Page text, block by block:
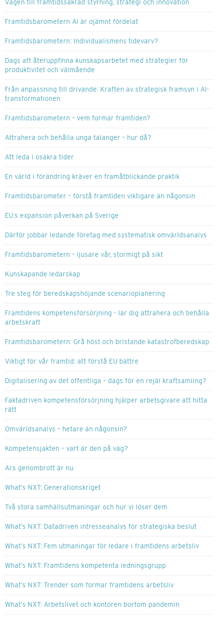
Vägen till framtidssäkrad styrning, strategi och innovation
Framtidsbarometern AI är ojämnt fördelat
Framtidsbarometern: Individualismens tidevarv?
Dags att återuppfinna kunskapsarbetet med strategier för
produktivitet och välmående
Från anpassning till drivande: Kraften av strategisk framsyn i AI-
transformationen
Framtidsbarometern – vem formar framtiden?
Attrahera och behålla unga talanger – hur då?
Att leda i osäkra tider
En värld i förändring kräver en framåtblickande praktik
Framtidsbarometer – förstå framtiden viktigare än någonsin
EU:s expansion påverkan på Sverige
Därför jobbar ledande företag med systematisk omvärldsanalys
Framtidsbarometern – ljusare vår, stormigt på sikt
Kunskapande ledarskap
Tre steg för beredskapshöjande scenarioplanering
Framtidens kompetensförsörjning - lär dig attrahera och behålla
arbetskraft
Framtidsbarometern: Grå höst och bristande katastrofberedskap
Viktigt för vår framtid: att förstå EU bättre
Digitalisering av det offentliga – dags för en rejäl kraftsamling?
Faktadriven kompetensförsörjning hjälper arbetsgivare att hitta
rätt
Omvärldsanalys – hetare än någonsin?
Kompetensjakten – vart är den på väg?
AI:s genombrott är nu
What’s NXT: Generationskriget
Två stora samhällsutmaningar och hur vi löser dem
What’s NXT: Datadriven intresseanalys för strategiska beslut
What’s NXT: Fem utmaningar för ledare i framtidens arbetsliv
What’s NXT: Framtidens kompetenta ledningsgrupp
What’s NXT: Trender som formar framtidens arbetsliv
What’s NXT: Arbetslivet och kontoren bortom pandemin